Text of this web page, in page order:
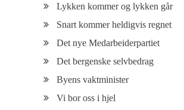
Lykken kommer og lykken går
Snart kommer heldigvis regnet
Det nye Medarbeiderpartiet
Det bergenske selvbedrag
Byens vaktminister
Vi bor oss i hjel